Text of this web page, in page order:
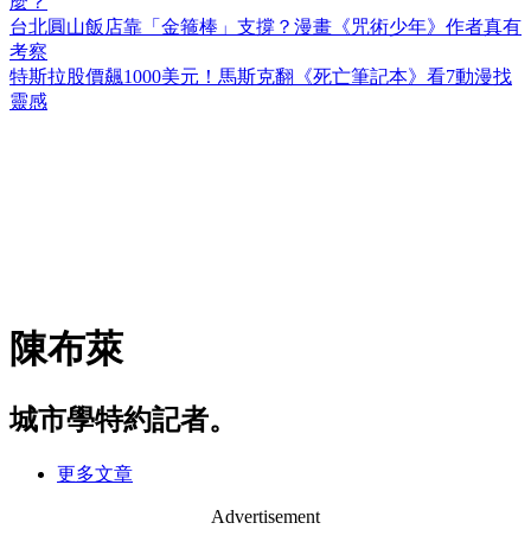
台北圓山飯店靠「金箍棒」支撐？漫畫《咒術少年》作者真有
考察
特斯拉股價飆1000美元！馬斯克翻《死亡筆記本》看7動漫找
靈感
陳布萊
城市學特約記者。
更多文章
Advertisement